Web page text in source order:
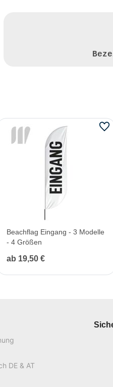
Beachflag Eingang - 3 Modelle
- 4 Größen
ab 19,50 €
DE & AT